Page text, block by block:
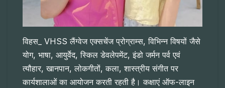
विहस_ VHSS लैंग्वेज एक्सचेंज प्रोग्राम्स, विभिन्न विषयों जैसे
योग, भाषा, आयुर्वेद, स्किल डेवलेपमेंट, इंडो जर्मन पर्व एवं
त्यौहार, खानपान, लोकगीतों, कला, शास्त्रीय संगीत पर
कार्यशालाओं का आयोजन करती रहती है। कक्षाएं ऑफ-लाइन